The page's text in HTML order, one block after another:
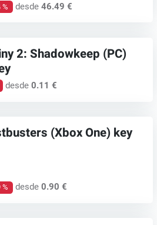
% desde46.49 €
2: Shadowkeep (PC)
desde0.11 €
(Xbox One) key
% desde0.90 €